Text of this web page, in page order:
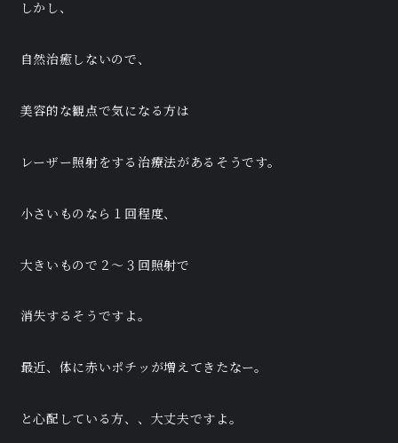
しかし、
自然治癒しないので、
美容的な観点で気になる方は
レーザー照射をする治療法があるそうです。
小さいものなら１回程度、
大きいもので２～３回照射で
消失するそうですよ。
最近、体に赤いポチッが増えてきたなー。
と心配している方、、大丈夫ですよ。